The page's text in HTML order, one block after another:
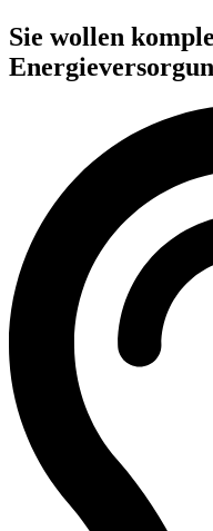
Sie wollen